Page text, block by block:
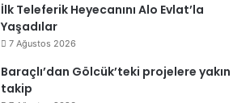
İlk Teleferik Heyecanını Alo Evlat’la
Yaşadılar
7 Ağustos 2026
Baraçlı’dan Gölcük’teki projelere yakın
takip